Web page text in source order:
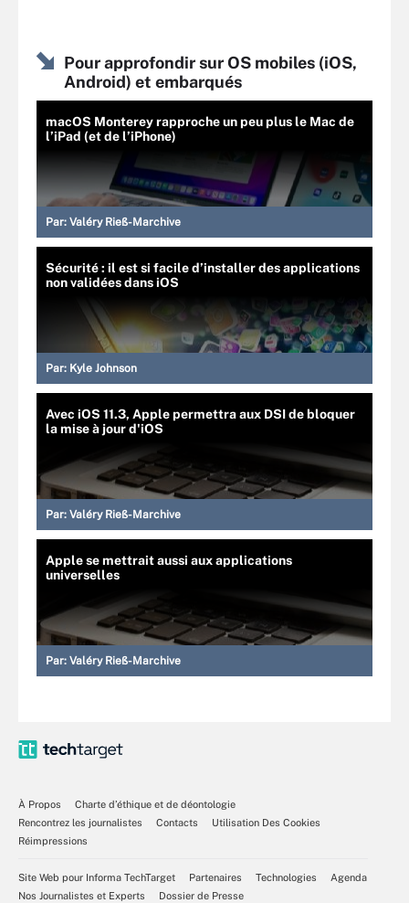
Pour approfondir sur OS mobiles (iOS,
Android) et embarqués
macOS Monterey rapproche un peu plus le Mac de
l’iPad (et de l’iPhone)
Par: Valéry Rieß-Marchive
Sécurité : il est si facile d’installer des applications
non validées dans iOS
Par: Kyle Johnson
Avec iOS 11.3, Apple permettra aux DSI de bloquer
la mise à jour d'iOS
Par: Valéry Rieß-Marchive
Apple se mettrait aussi aux applications
universelles
Par: Valéry Rieß-Marchive
À Propos
Charte d’éthique et de déontologie
Rencontrez les journalistes
Contacts
Utilisation Des Cookies
Réimpressions
Site Web pour Informa TechTarget Partenaires Technologies
Agenda
Nos Journalistes et Experts
Dossier de Presse